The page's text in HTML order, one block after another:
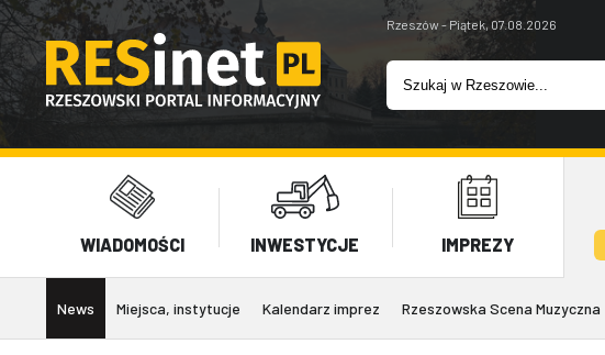
Rzeszów - Piątek, 07.08.2026
WIADOMOŚCI INWESTYCJE IMPREZY
News Miejsca, instytucje Kalendarz imprez Rzeszowska Scena Muzyczna